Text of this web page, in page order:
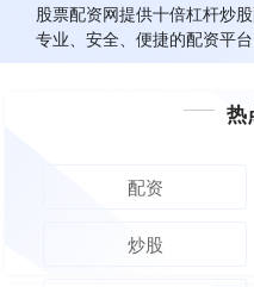
股票配资网提供十倍杠杆炒
专业、安全、便捷的配资平
热
配资
炒股